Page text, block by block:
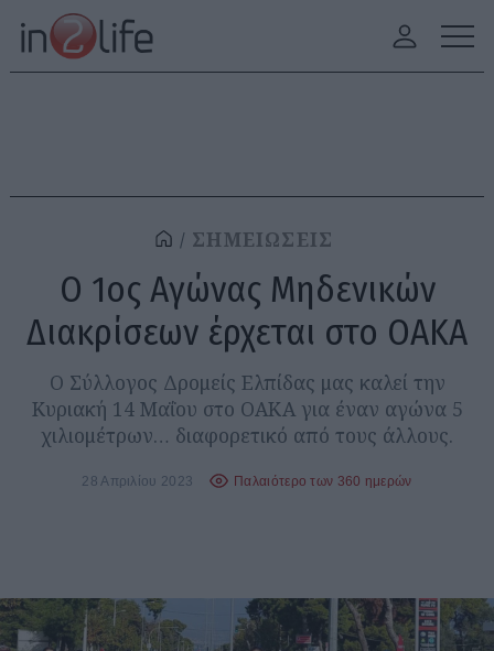
ΣΗΜΕΙΩΣΕΙΣ
Ο 1ος Αγώνας Μηδενικών
Διακρίσεων έρχεται στο ΟΑΚΑ
Ο Σύλλογος Δρομείς Ελπίδας μας καλεί την
Κυριακή 14 Μαΐου στο ΟΑΚΑ για έναν αγώνα 5
χιλιομέτρων… διαφορετικό από τους άλλους.
28 Απριλίου 2023 Παλαιότερο των 360 ημερών